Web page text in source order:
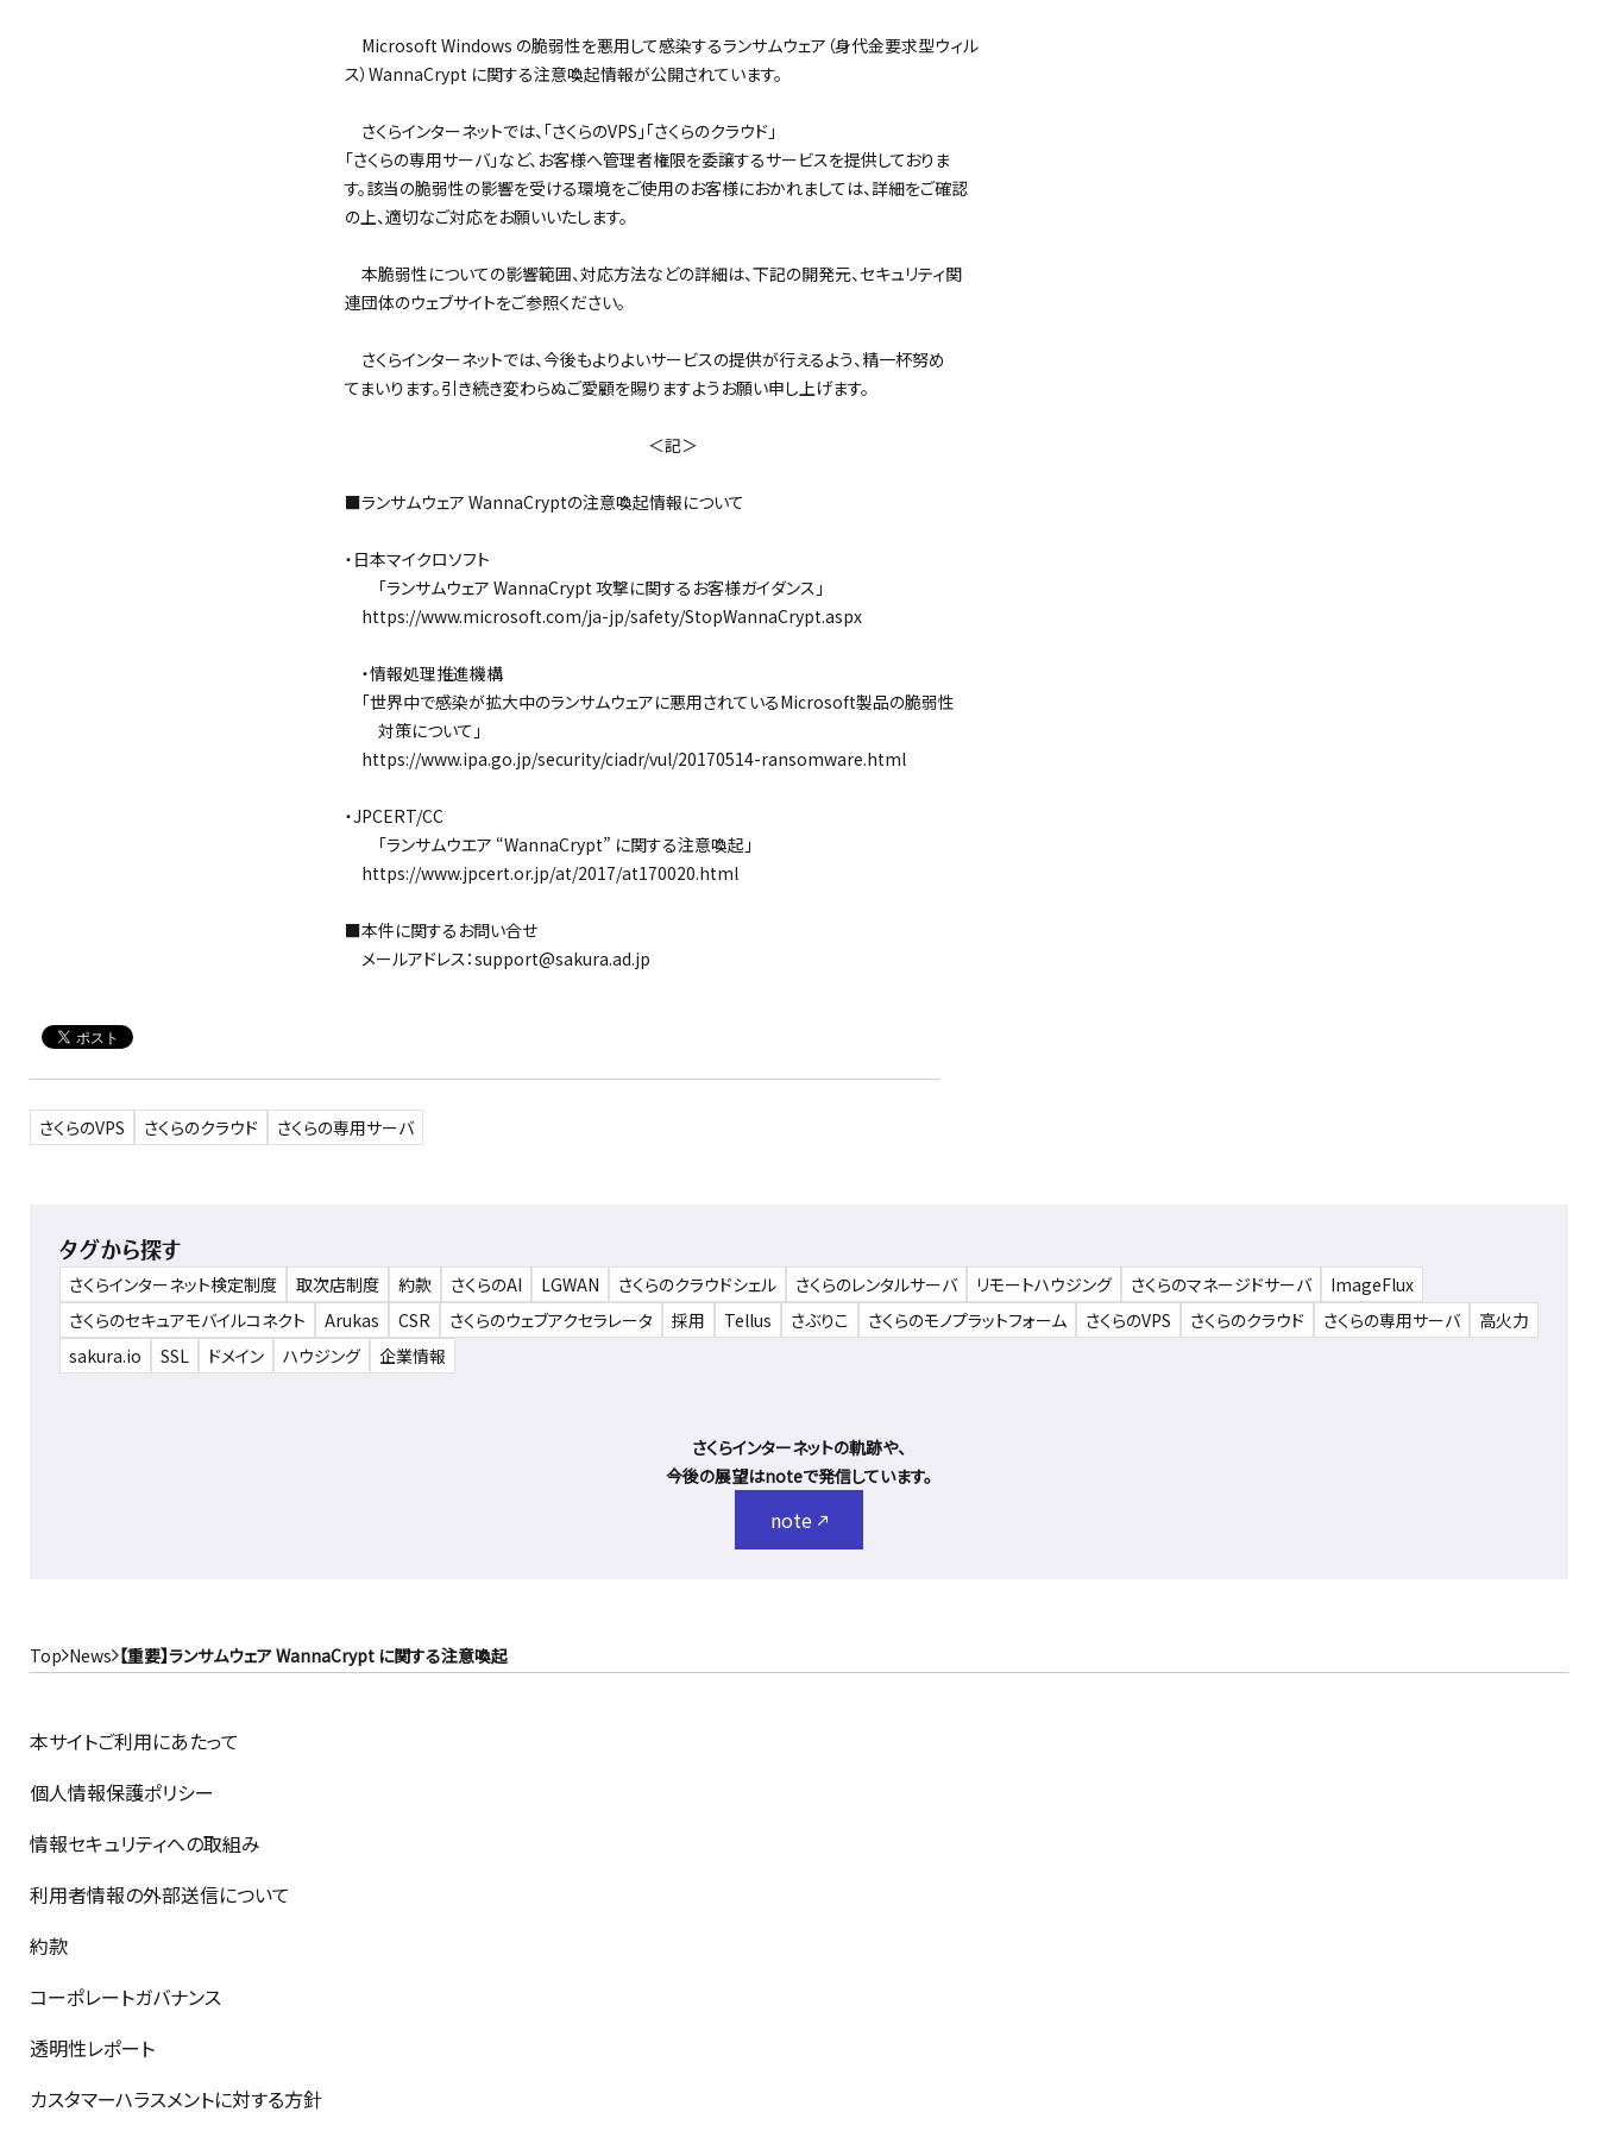
Microsoft Windows の脆弱性を悪用して感染するランサムウェア（身代金要求型ウィル
ス）WannaCrypt に関する注意喚起情報が公開されています。
さくらインターネットでは、「さくらのVPS」「さくらのクラウド」
「さくらの専用サーバ」など、お客様へ管理者権限を委譲するサービスを提供しておりま
す。該当の脆弱性の影響を受ける環境をご使用のお客様におかれましては、詳細をご確認
の上、適切なご対応をお願いいたします。
本脆弱性についての影響範囲、対応方法などの詳細は、下記の開発元、セキュリティ関
連団体のウェブサイトをご参照ください。
さくらインターネットでは、今後もよりよいサービスの提供が行えるよう、精一杯努め
てまいります。引き続き変わらぬご愛顧を賜りますようお願い申し上げます。
＜記＞
■ランサムウェア WannaCryptの注意喚起情報について
・日本マイクロソフト
「ランサムウェア WannaCrypt 攻撃に関するお客様ガイダンス」
https://www.microsoft.com/ja-jp/safety/StopWannaCrypt.aspx
・情報処理推進機構
「世界中で感染が拡大中のランサムウェアに悪用されているMicrosoft製品の脆弱性
対策について」
https://www.ipa.go.jp/security/ciadr/vul/20170514-ransomware.html
・JPCERT/CC
「ランサムウエア “WannaCrypt” に関する注意喚起」
https://www.jpcert.or.jp/at/2017/at170020.html
■本件に関するお問い合せ
メールアドレス：support@sakura.ad.jp
さくらのVPS さくらのクラウド さくらの専用サーバ
タグから探す
さくらインターネット検定制度 取次店制度 約款 さくらのAI LGWAN さくらのクラウドシェル さくらのレンタルサーバ リモートハウジング さくらのマネージドサーバ
ImageFlux
さくらのセキュアモバイルコネクト
Arukas CSR さくらのウェブアクセラレータ 採用 Tellus さぶりこ さくらのモノプラットフォーム さくらのVPS さくらのクラウド さくらの専用サーバ
高火力
sakura.io
SSL ドメイン ハウジング 企業情報
さくらインターネットの軌跡や、
今後の展望はnoteで発信しています。
note
Top News 【重要】ランサムウェア WannaCrypt に関する注意喚起
本サイトご利用にあたって
個人情報保護ポリシー
情報セキュリティへの取組み
利用者情報の外部送信について
約款
コーポレートガバナンス
透明性レポート
カスタマーハラスメントに対する方針